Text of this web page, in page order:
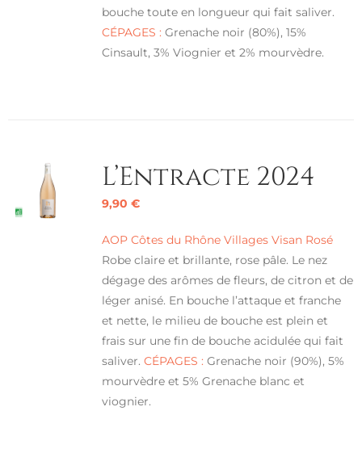
bouche toute en longueur qui fait saliver.
CÉPAGES : Grenache noir (80%), 15%
Cinsault, 3% Viognier et 2% mourvèdre.
L’Entracte 2024
9,90 €
AOP Côtes du Rhône Villages Visan Rosé
Robe claire et brillante, rose pâle. Le nez
dégage des arômes de fleurs, de citron et de
léger anisé. En bouche l’attaque et franche
et nette, le milieu de bouche est plein et
frais sur une fin de bouche acidulée qui fait
saliver. CÉPAGES : Grenache noir (90%), 5%
mourvèdre et 5% Grenache blanc et
viognier.